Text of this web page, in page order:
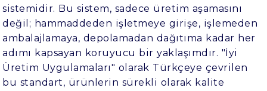
sistemidir. Bu sistem, sadece üretim aşamasını
değil; hammaddeden işletmeye girişe, işlemeden
ambalajlamaya, depolamadan dağıtıma kadar her
adımı kapsayan koruyucu bir yaklaşımdır. "İyi
Üretim Uygulamaları" olarak Türkçeye çevrilen
bu standart, ürünlerin sürekli olarak kalite